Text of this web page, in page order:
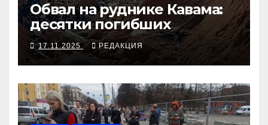
Обвал на руднике Кавама:
десятки погибших
17.11.2025 РЕДАКЦИЯ